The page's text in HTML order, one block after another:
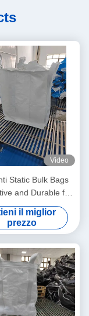
Video
Static Bulk Bags
and Durable for
Storage Needs
il miglior
prezzo